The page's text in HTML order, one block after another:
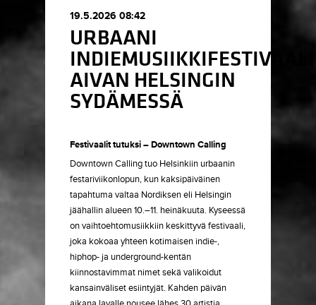
19.5.2026 08:42
URBAANI
INDIEMUSIIKKIFESTIVAALI
AIVAN HELSINGIN
SYDÄMESSÄ
Festivaalit tutuksi –Downtown Calling
Downtown Calling tuo Helsinkiin urbaanin
festariviikonlopun, kun kaksipäiväinen
tapahtuma valtaa Nordiksen eli Helsingin
jäähallin alueen 10.–11. heinäkuuta. Kyseessä
on vaihtoehtomusiikkiin keskittyvä festivaali,
joka kokoaa yhteen kotimaisen indie-,
hiphop- ja underground-kentän
kiinnostavimmat nimet sekä valikoidut
kansainväliset esiintyjät. Kahden päivän